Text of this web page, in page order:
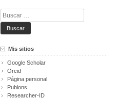
Buscar:
Mis sitios
Google Scholar
Orcid
Página personal
Publons
Researcher-ID